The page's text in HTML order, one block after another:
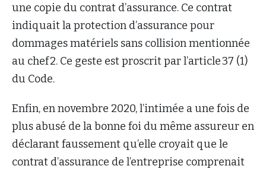
une copie du contrat d’assurance. Ce contrat
indiquait la protection d’assurance pour
dommages matériels sans collision mentionnée
au chef 2. Ce geste est proscrit par l’article 37 (1)
du Code.
Enfin, en novembre 2020, l’intimée a une fois de
plus abusé de la bonne foi du même assureur en
déclarant faussement qu’elle croyait que le
contrat d’assurance de l’entreprise comprenait